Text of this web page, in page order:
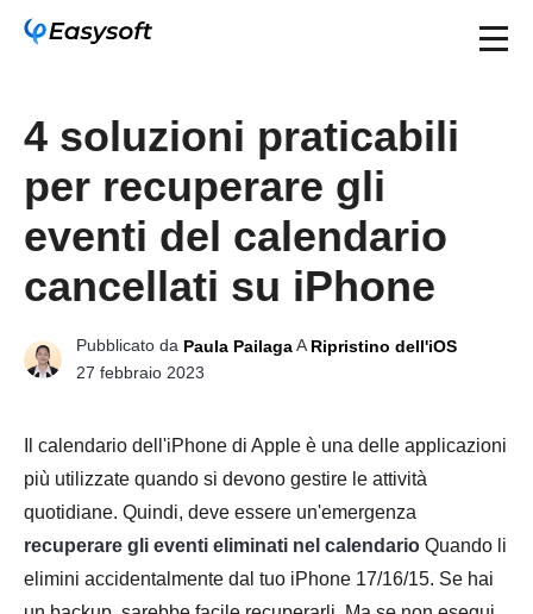
4 soluzioni praticabili
per recuperare gli
eventi del calendario
cancellati su iPhone
Pubblicato da Paula PailagaA Ripristino dell'iOS
27 febbraio 2023
Il calendario dell'iPhone di Apple è una delle applicazioni
più utilizzate quando si devono gestire le attività
quotidiane. Quindi, deve essere un'emergenza
recuperare gli eventi eliminati nel calendario Quando li
elimini accidentalmente dal tuo iPhone 17/16/15. Se hai